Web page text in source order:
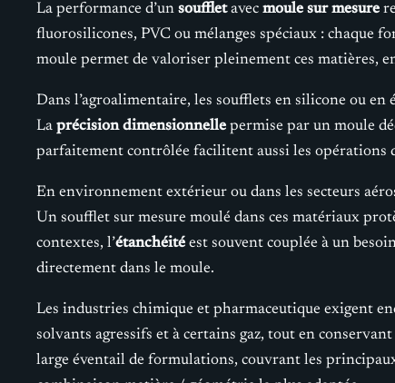
La performance d’un souffletavec moule sur mesure
fluorosilicones, PVC ou mélanges spéciaux : chaque
moule permet de valoriser pleinement ces matières,
Dans l’agroalimentaire, les soufflets en silicone ou
La précision dimensionnelle permise par un moule
parfaitement contrôlée facilitent aussi les opérations
En environnement extérieur ou dans les secteurs
Un soufflet sur mesure moulé dans ces matériaux
contextes, l’étanchéité est souvent couplée à un
directement dans le moule.
Les industries chimique et pharmaceutique exigent
solvants agressifs et à certains gaz, tout en
large éventail de formulations, couvrant les